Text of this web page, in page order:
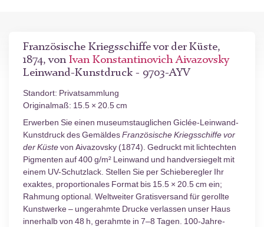
Französische Kriegsschiffe vor der Küste,
1874, von Ivan Konstantinovich Aivazovsky
Leinwand-Kunstdruck - 9703-AYV
Standort: Privatsammlung
Originalmaß: 15.5 × 20.5 cm
Erwerben Sie einen museumstauglichen Giclée-Leinwand-
Kunstdruck des GemäldesFranzösische Kriegsschiffe vor
der Küstevon Aivazovsky (1874). Gedruckt mit lichtechten
Pigmenten auf 400 g/m² Leinwand und handversiegelt mit
einem UV-Schutzlack. Stellen Sie per Schieberegler Ihr
exaktes, proportionales Format bis 15.5 × 20.5 cm ein;
Rahmung optional. Weltweiter Gratisversand für gerollte
Kunstwerke – ungerahmte Drucke verlassen unser Haus
innerhalb von 48 h, gerahmte in 7–8 Tagen. 100-Jahre-